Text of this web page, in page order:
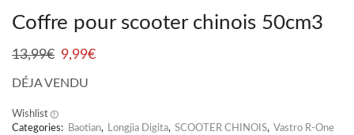
Coffre pour scooter chinois 50cm3
13,99€ 9,99€
DÉJA VENDU
Wishlist
Categories:
Baotian, Longjia Digita, SCOOTER CHINOIS, Vastro R-One